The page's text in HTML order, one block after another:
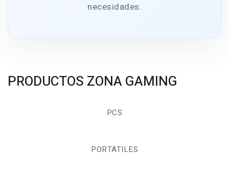
necesidades.
PRODUCTOS ZONA GAMING
PCS
PORTATILES